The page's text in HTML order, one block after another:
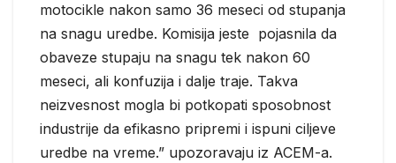
motocikle nakon samo 36 meseci od stupanja
na snagu uredbe. Komisija jeste pojasnila da
obaveze stupaju na snagu tek nakon 60
meseci, ali konfuzija i dalje traje. Takva
neizvesnost mogla bi potkopati sposobnost
industrije da efikasno pripremi i ispuni ciljeve
uredbe na vreme.” upozoravaju iz ACEM-a.